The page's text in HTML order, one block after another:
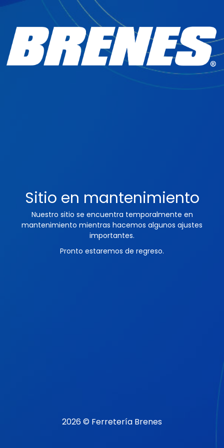
Sitio en mantenimiento
Nuestro sitio se encuentra temporalmente en
mantenimiento mientras hacemos algunos ajustes
importantes.
Pronto estaremos de regreso.
2026 © Ferretería Brenes